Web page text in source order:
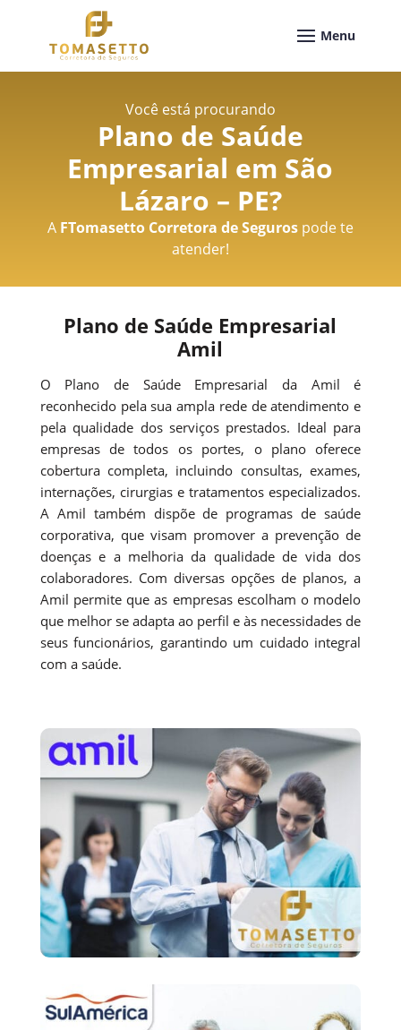
Você está procurando
Plano de Saúde
Empresarial em São
Lázaro – PE?
A FTomasetto Corretora de Segurospode te
atender!
Plano de Saúde Empresarial
Amil
O Plano de Saúde Empresarial da Amil é
reconhecido pela sua ampla rede de atendimento e
pela qualidade dos serviços prestados. Ideal para
empresas de todos os portes, o plano oferece
cobertura completa, incluindo consultas, exames,
internações, cirurgias e tratamentos especializados.
A Amil também dispõe de programas de saúde
corporativa, que visam promover a prevenção de
doenças e a melhoria da qualidade de vida dos
colaboradores. Com diversas opções de planos, a
Amil permite que as empresas escolham o modelo
que melhor se adapta ao perfil e às necessidades de
seus funcionários, garantindo um cuidado integral
com a saúde.